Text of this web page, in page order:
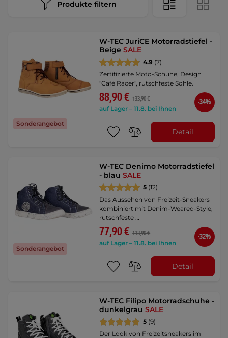
Produkte filtern
Sonderangebot
W-TEC JuriCE Motorradstiefel -
BeigeSALE
4.9 (7)
Zertifizierte Moto-Schuhe, Design
"Café Racer", rutschfeste Sohle.
88,90 € 133,90 €
auf Lager – 11.8. bei Ihnen
-34%
Detail
Sonderangebot
W-TEC Denimo Motorradstiefel
- blauSALE
5 (12)
Das Aussehen von Freizeit-Sneakers
kombiniert mit Denim-Weared-Style,
rutschfeste …
77,90 € 113,90 €
auf Lager – 11.8. bei Ihnen
-32%
Detail
W-TEC Filipo Motorradschuhe -
dunkelgrauSALE
5 (9)
Der Look von Freizeitsneakers im